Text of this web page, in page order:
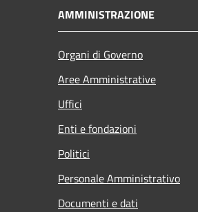
AMMINISTRAZIONE
Organi di Governo
Aree Amministrative
Uffici
Enti e fondazioni
Politici
Personale Amministrativo
Documenti e dati